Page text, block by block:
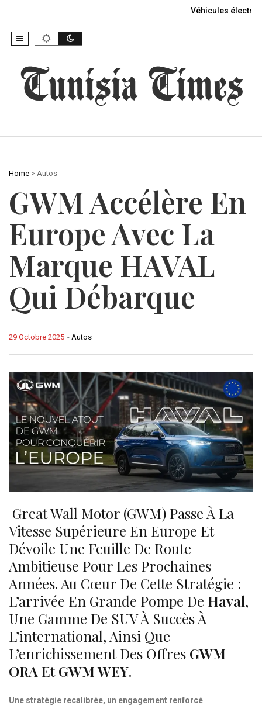
Véhicules
Home > Autos
GWM Accélère En
Europe Avec La
Marque HAVAL
Qui Débarque
- Autos
29 Octobre 2025
Great Wall Motor (GWM) Passe À La
Vitesse Supérieure En Europe Et
Dévoile Une Feuille De Route
Ambitieuse Pour Les Prochaines
Années. Au Cœur De Cette Stratégie :
L’arrivée En Grande Pompe De Haval,
Une Gamme De SUV À Succès À
L’international, Ainsi Que
L’enrichissement Des Offres GWM
ORA EtGWM WEY.
Une stratégie recalibrée, un engagement renforcé